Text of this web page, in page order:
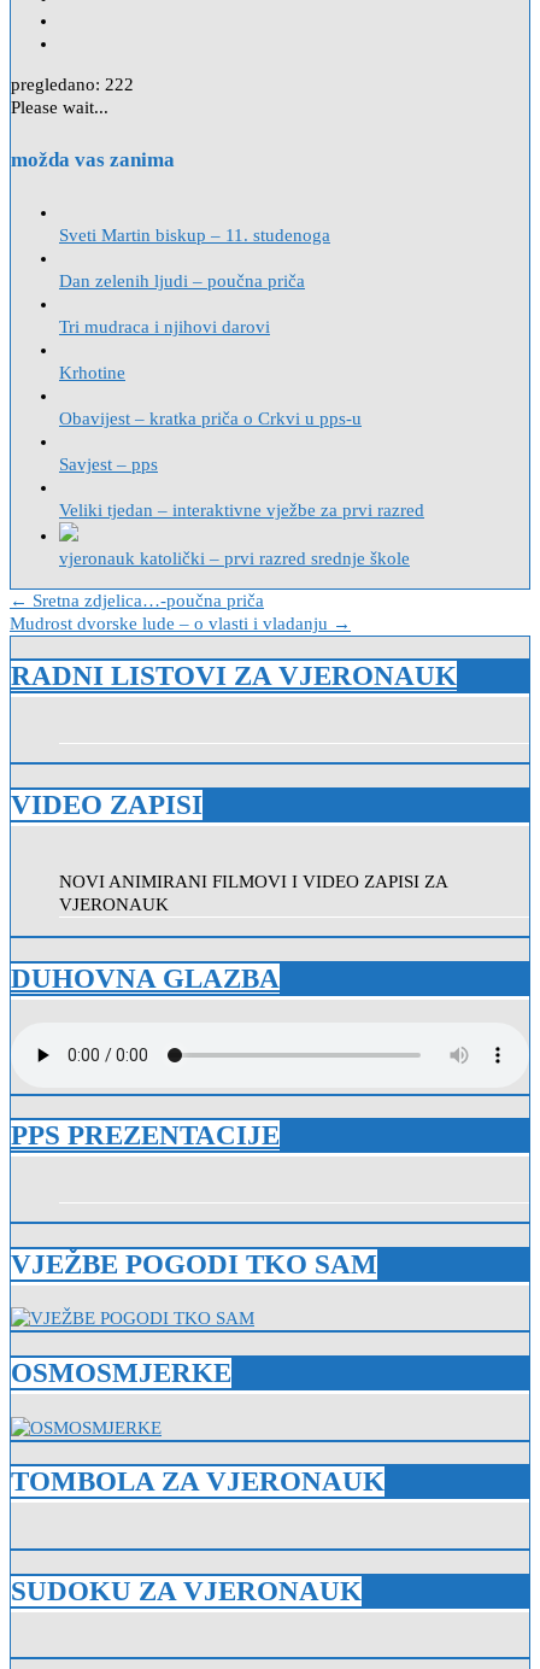
pregledano: 222
Please wait...
možda vas zanima
Sveti Martin biskup – 11. studenoga
Dan zelenih ljudi – poučna priča
Tri mudraca i njihovi darovi
Krhotine
Obavijest – kratka priča o Crkvi u pps-u
Savjest – pps
Veliki tjedan – interaktivne vježbe za prvi razred
vjeronauk katolički – prvi razred srednje škole
Navigacija
objava
← Sretna zdjelica…-poučna priča
Mudrost dvorske lude – o vlasti i vladanju →
RADNI LISTOVI ZA VJERONAUK
VIDEO ZAPISI
NOVI ANIMIRANI FILMOVI I VIDEO ZAPISI ZA
VJERONAUK
DUHOVNA GLAZBA
PPS PREZENTACIJE
VJEŽBE POGODI TKO SAM
OSMOSMJERKE
TOMBOLA ZA VJERONAUK
SUDOKU ZA VJERONAUK